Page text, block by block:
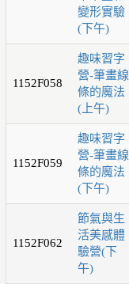
變形實驗
(下午)
1152F058
趣味習字
營-筆畫線
條的魔法
(上午)
1152F059
趣味習字
營-筆畫線
條的魔法
(下午)
1152F062
節氣與生
活美感體
驗營(下
午)